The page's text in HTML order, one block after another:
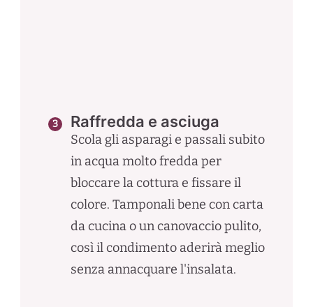
Raffredda e asciuga
Scola gli asparagi e passali subito
in acqua molto fredda per
bloccare la cottura e fissare il
colore. Tamponali bene con carta
da cucina o un canovaccio pulito,
così il condimento aderirà meglio
senza annacquare l'insalata.